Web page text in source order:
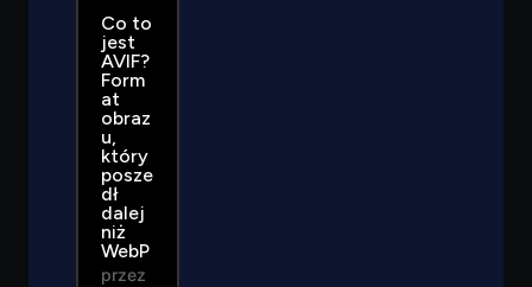
Co to
jest
AVIF?
Form
at
obraz
u,
który
posze
dł
dalej
niż
WebP
przez